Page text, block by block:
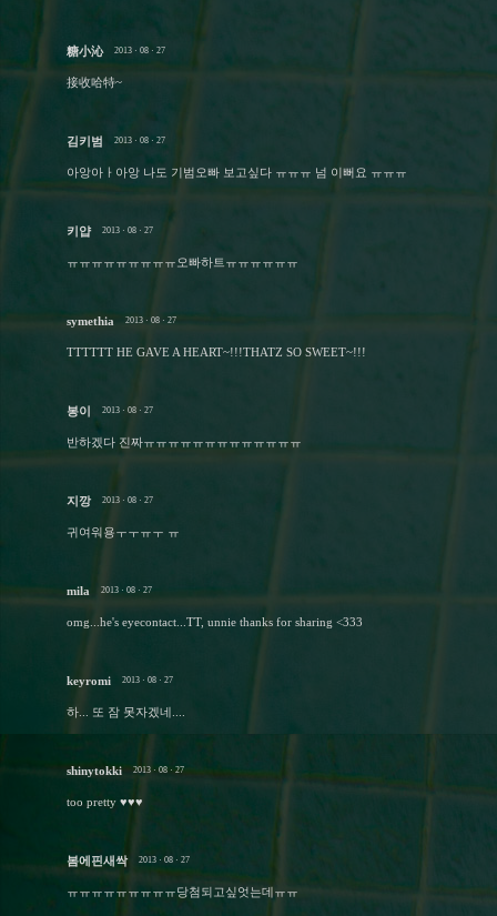
糖小沁 2013 · 08 · 27
接收哈特~
김키범 2013 · 08 · 27
아앙아ㅏ아앙 나도 기범오빠 보고싶다 ㅠㅠㅠ 넘 이뻐요 ㅠㅠㅠ
키얍 2013 · 08 · 27
ㅠㅠㅠㅠㅠㅠㅠㅠㅠ오빠하트ㅠㅠㅠㅠㅠㅠ
symethia 2013 · 08 · 27
TTTTTT HE GAVE A HEART~!!!THATZ SO SWEET~!!!
봉이 2013 · 08 · 27
반하겠다 진짜ㅠㅠㅠㅠㅠㅠㅠㅠㅠㅠㅠㅠㅠ
지깡 2013 · 08 · 27
귀여워용ㅜㅜㅠㅜ ㅠ
mila 2013 · 08 · 27
omg...he's eyecontact...TT, unnie thanks for sharing <333
keyromi 2013 · 08 · 27
하... 또 잠 못자겠네....
shinytokki 2013 · 08 · 27
too pretty ♥♥♥
봄에핀새싹 2013 · 08 · 27
ㅠㅠㅠㅠㅠㅠㅠㅠㅠ당첨되고싶엇는데ㅠㅠ